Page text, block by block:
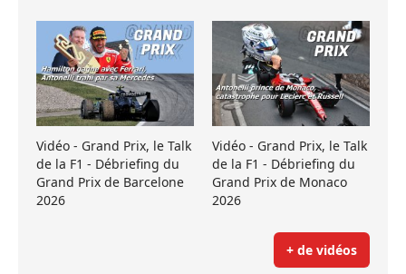
Vidéo - Grand Prix, le Talk
de la F1 - Débriefing du
Grand Prix de Barcelone
2026
Vidéo - Grand Prix, le Talk
de la F1 - Débriefing du
Grand Prix de Monaco
2026
+ de vidéos